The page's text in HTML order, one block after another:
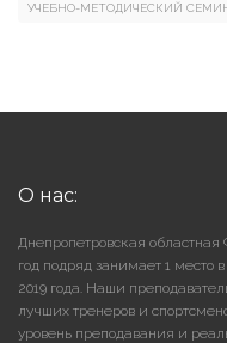
УЧЕБНО-МЕТОДИЧЕСКИЙ
О нас:
Днепропетровская
год подряд занимает 1 место
2019 года. Наши
лучших тренеров и
уровень преподавания и